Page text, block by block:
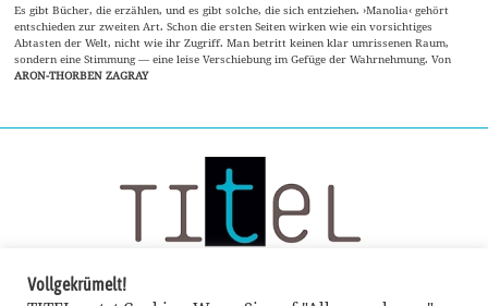
Es gibt Bücher, die erzählen, und es gibt solche, die sich entziehen. ›Manolia‹ gehört
entschieden zur zweiten Art. Schon die ersten Seiten wirken wie ein vorsichtiges
Abtasten der Welt, nicht wie ihr Zugriff. Man betritt keinen klar umrissenen Raum,
sondern eine Stimmung — eine leise Verschiebung im Gefüge der Wahrnehmung. Von
ARON-THORBEN ZAGRAY
Vollgekrümelt!